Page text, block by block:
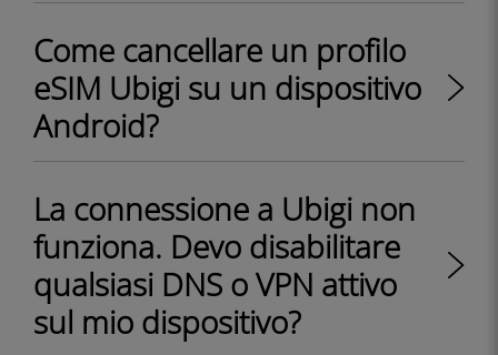
Come cancellare un profilo
eSIM Ubigi su un dispositivo
Android?
La connessione a Ubigi non
funziona. Devo disabilitare
qualsiasi DNS o VPN attivo
sul mio dispositivo?